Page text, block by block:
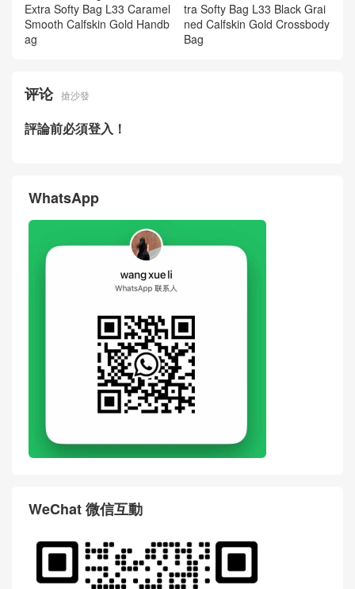
Extra Softy Bag L33 Caramel
Smooth Calfskin Gold Handb
ag
tra Softy Bag L33 Black Grai
ned Calfskin Gold Crossbody
Bag
评论 搶沙發
評論前必須登入！
WhatsApp
WeChat 微信互動